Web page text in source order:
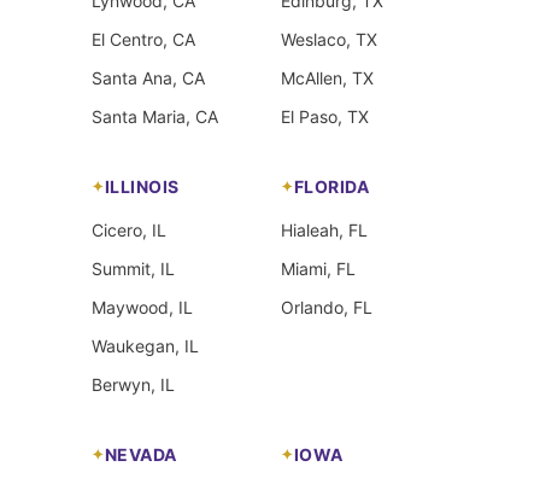
El Centro, CA
Santa Ana, CA
Santa Maria, CA
Weslaco, TX
McAllen, TX
El Paso, TX
ILLINOIS
Cicero, IL
Summit, IL
Maywood, IL
Waukegan, IL
Berwyn, IL
FLORIDA
Hialeah, FL
Miami, FL
Orlando, FL
NEVADA IOWA